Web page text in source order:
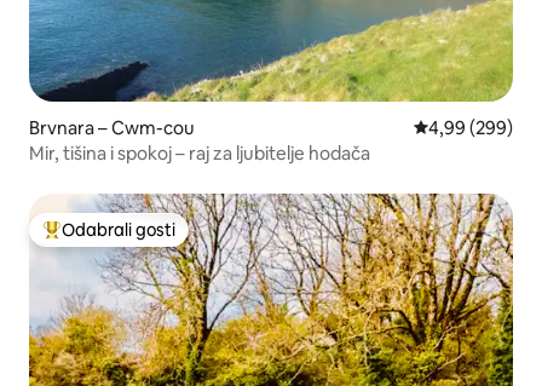
Brvnara – Cwm-cou Prosječna
4,99 (299)
Mir, tišina i spokoj – raj za ljubitelje hodača
Među najviše rangiranima s oznakom „Odabrali gosti”
Odabrali gosti